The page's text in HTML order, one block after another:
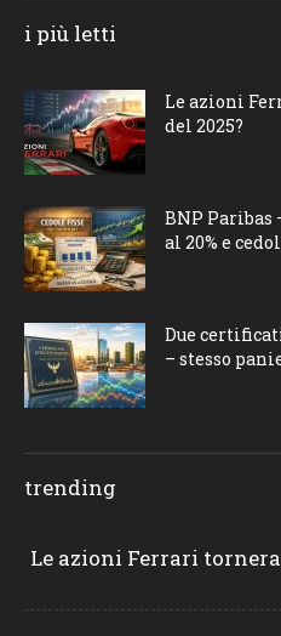
i più letti
Le azioni
del 2025?
BNP
al 20% e
Due
– stesso
trending
Le azioni Ferrari